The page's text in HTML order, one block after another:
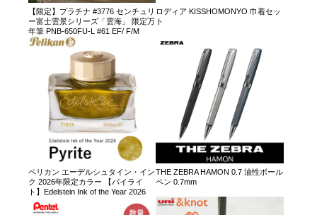
【限定】プラチナ #3776 センチュリ
ー富士雲景シリーズ「雲海」 限定万
年筆 PNB-650FU-L #61 EF/ F/M
ロディア KISSHOMONYO 巾着セッ
ト
ペリカン エーデルシュタイン・イン
ク 2026年限定カラー 【パイライ
ト】Edelstein Ink of the Year 2026
THE ZEBRA HAMON 0.7 油性ボール
ペン 0.7mm